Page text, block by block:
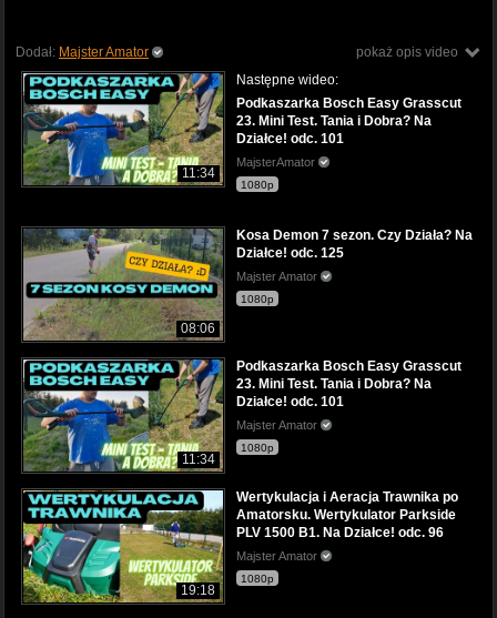
pokaż opis video
Dodał: Majster Amator
11:34
Następne wideo:
Podkaszarka Bosch Easy Grasscut
23. Mini Test. Tania i Dobra? Na
Działce! odc. 101
MajsterAmator
1080p
08:06
Kosa Demon 7 sezon. Czy Działa? Na
Działce! odc. 125
Majster Amator
1080p
11:34
Podkaszarka Bosch Easy Grasscut
23. Mini Test. Tania i Dobra? Na
Działce! odc. 101
Majster Amator
1080p
19:18
Wertykulacja i Aeracja Trawnika po
Amatorsku. Wertykulator Parkside
PLV 1500 B1. Na Działce! odc. 96
Majster Amator
1080p